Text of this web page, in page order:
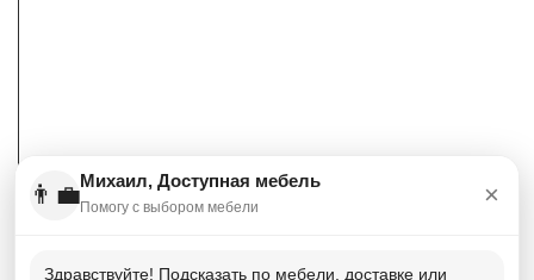
👨‍💼Михаил, Доступная мебель
Помогу с выбором мебели ×
Здравствуйте! Подсказать по мебели, доставке или